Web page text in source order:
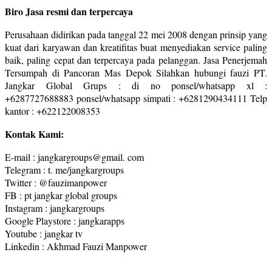
Biro Jasa resmi dan terpercaya
Perusahaan didirikan pada tanggal 22 mei 2008 dengan prinsip yang
kuat dari karyawan dan kreatifitas buat menyediakan service paling
baik, paling cepat dan terpercaya pada pelanggan. Jasa Penerjemah
Tersumpah di Pancoran Mas Depok Silahkan hubungi fauzi PT.
Jangkar Global Grups : di no ponsel/whatsapp xl :
+6287727688883 ponsel/whatsapp simpati : +6281290434111 Telp
kantor : +622122008353
Kontak Kami:
E-mail : jangkargroups@gmail. com
Telegram : t. me/jangkargroups
Twitter : @fauzimanpower
FB : pt jangkar global groups
Instagram : jangkargroups
Google Playstore : jangkarapps
Youtube : jangkar tv
Linkedin : Akhmad Fauzi Manpower